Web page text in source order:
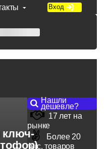
Вход
Нашли
дешевле?
17 лет на
рынке
Более 20
тыс. товаров